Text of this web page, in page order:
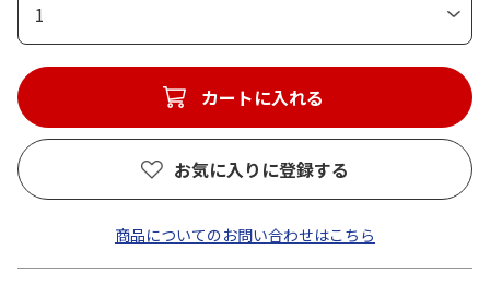
1
カートに入れる
お気に入りに登録する
商品についてのお問い合わせはこちら